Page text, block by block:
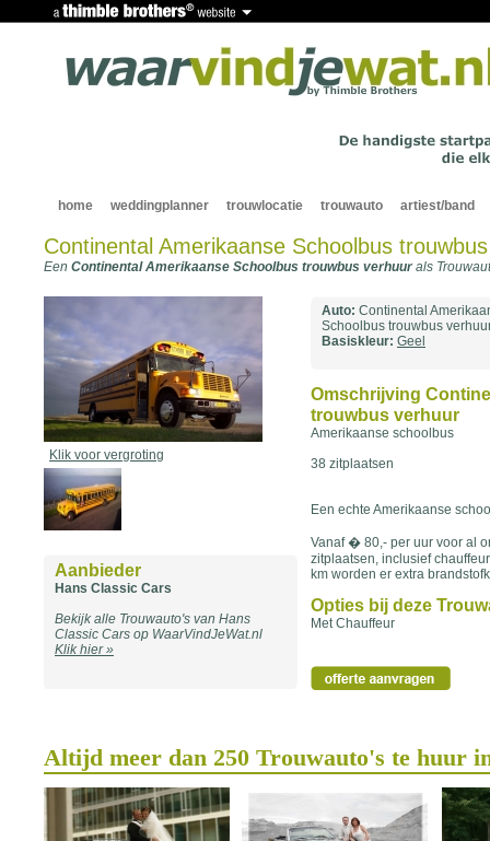
home weddingplanner trouwlocatie trouwauto artiest/band
Continental Amerikaanse Schoolbus
Een Continental Amerikaanse Schoolbus trouwbus verhuurals
Klik voor vergroting
Aanbieder
Hans Classic Cars
Bekijk alle Trouwauto's van Hans
Classic Cars op WaarVindJeWat.nl
Klik hier »
Auto: Continental
Schoolbus trouwbus
Basiskleur: Geel
Omschrijving
trouwbus verhuur
Amerikaanse schoolbus
38 zitplaatsen
Een echte Amerikaanse
Vanaf � 80,- per uur voor al
zitplaatsen, inclusief
km worden er extra
Opties bij deze
Met Chauffeur
Altijd meer dan 250 Trouwauto's te huur